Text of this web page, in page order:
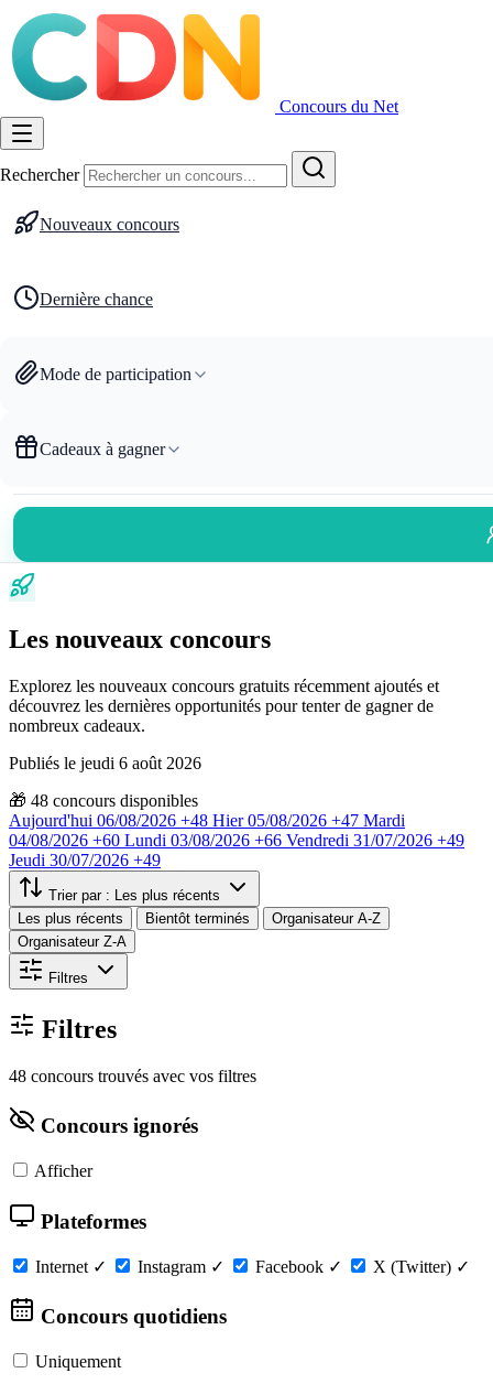
Concours du Net
Rechercher
Nouveaux concours
Dernière chance
Mode de participation
Cadeaux à gagner
Les nouveaux concours
Explorez les nouveaux concours gratuits récemment ajoutés et
découvrez les dernières opportunités pour tenter de gagner de
nombreux cadeaux.
Publiés le jeudi 6 août 2026
🎁 48 concours disponibles
Aujourd'hui 06/08/2026 +48 Hier 05/08/2026 +47 Mardi
04/08/2026 +60 Lundi 03/08/2026 +66 Vendredi 31/07/2026 +49
Jeudi 30/07/2026 +49
Trier par :
Les plus récents
Les plus récents
Bientôt terminés
Organisateur A-Z
Organisateur Z-A
Filtres
Filtres
48 concours trouvés avec vos filtres
Concours ignorés
Afficher
Plateformes
Internet ✓ Instagram ✓ Facebook ✓ X (Twitter) ✓
Concours quotidiens
Uniquement